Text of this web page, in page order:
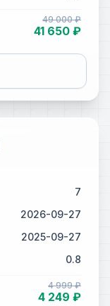
49 000 ₽
41 650 ₽
7
2026-09-27
2025-09-27
0.8
4 999 ₽
4 249 ₽